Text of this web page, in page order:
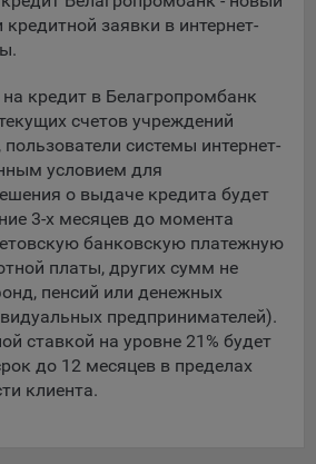
условия работы
cookie собирают информацию о
сайте и его предпочтениях и
«запомнить» информацию о
городе и других местных
чтобы соответствующим образом
cookie, например
Analytics. Данные файлы cookie
о том, как пользователь
позволяют Обществу вносить в них
cookie показывают, какие страницы
заявки в интернет-
кредит в Белагропромбанк
счетов учреждений
системы интернет-
условием для
о выдаче кредита будет
3-х месяцев до момента
банковскую платежную
платы, других сумм не
пенсий или денежных
предпринимателей).
ставкой на уровне 21% будет
до 12 месяцев в пределах
клиента.